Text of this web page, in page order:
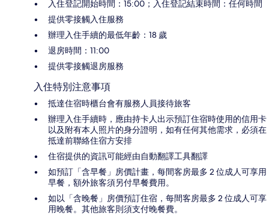
入住登記開始時間：15:00；入住登記結束時間：任何時間
提供零接觸入住服務
辦理入住手續的最低年齡：18 歲
退房時間：11:00
提供零接觸退房服務
入住特別注意事項
抵達住宿時櫃台會有服務人員接待旅客
辦理入住手續時，應由持卡人出示預訂住宿時使用的信用卡
以及附有本人照片的身分證明，如有任何其他需求，必須在
抵達前聯絡住宿方安排
住宿提供的資訊可能經由自動翻譯工具翻譯
如預訂「含早餐」房價計畫，每間客房最多 2 位成人可享用
早餐，額外旅客須另付早餐費用。
如以「含晚餐」房價預訂住宿，每間客房最多 2 位成人可享
用晚餐。其他旅客則須支付晚餐費。